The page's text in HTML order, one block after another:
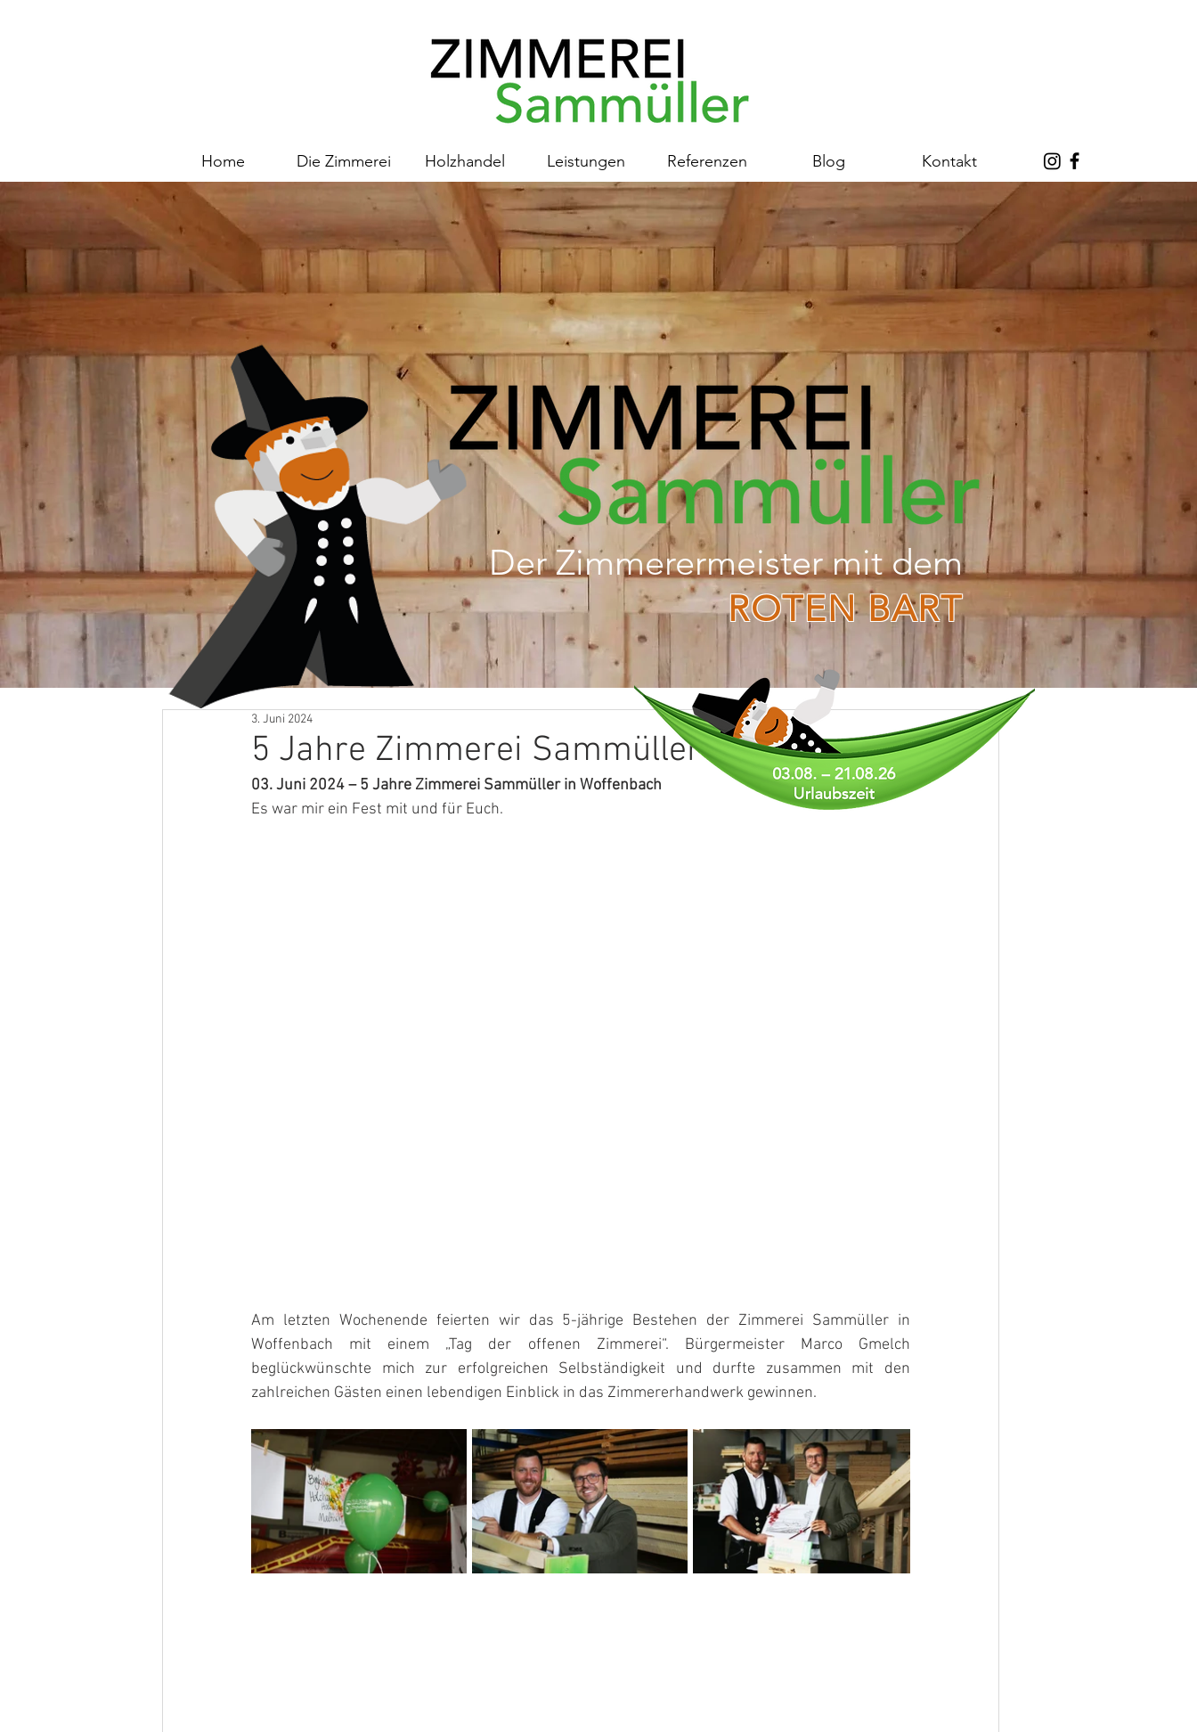
Home Die Zimmerei Holzhandel Leistungen Referenzen Blog Kontakt
Alle Beiträge
5 Jahre Zimmerei Sammüller
3. Juni 2024
03. Juni 2024 – 5 Jahre Zimmerei Sammüller in Woffenbach
Es war mir ein Fest mit und für Euch.
Am letzten Wochenende feierten wir das 5-jährige Bestehen der Zimmerei Sammüller in
Woffenbach mit einem „Tag der offenen Zimmerei“. Bürgermeister Marco Gmelch
beglückwünschte mich zur erfolgreichen Selbständigkeit und durfte zusammen mit den
zahlreichen Gästen einen lebendigen Einblick in das Zimmererhandwerk gewinnen.
Der Zimmerermeister mit dem
ROTEN BART